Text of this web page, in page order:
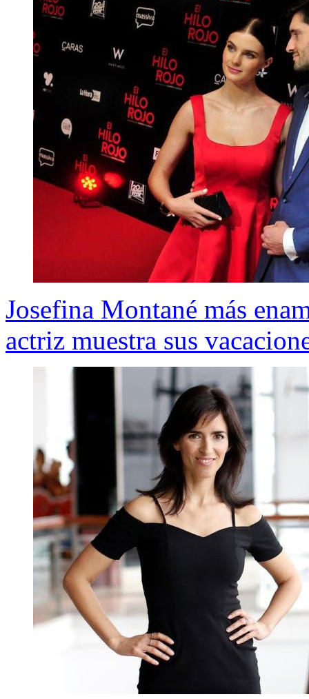
Josefina Montané más
actriz muestra sus